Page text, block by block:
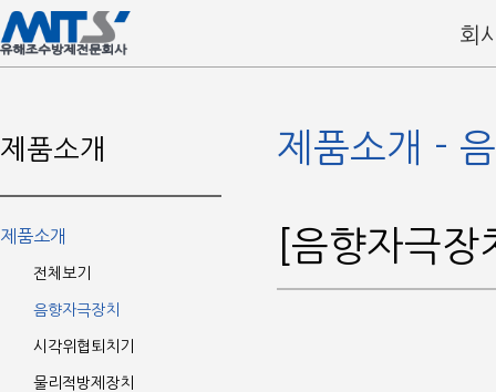
회
제품소개
제품소개
전체보기
음향자극장치
시각위협퇴치기
물리적방제장치
제품소개 -
[음향자극